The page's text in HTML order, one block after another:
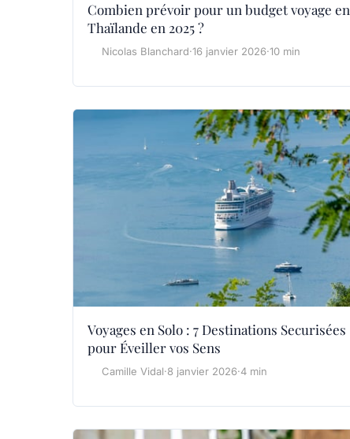
Combien prévoir pour un budget voyage en
Thaïlande en 2025 ?
Nicolas Blanchard·16 janvier 2026·10 min
Voyages en Solo : 7 Destinations Securisées
pour Éveiller vos Sens
Camille Vidal·8 janvier 2026·4 min